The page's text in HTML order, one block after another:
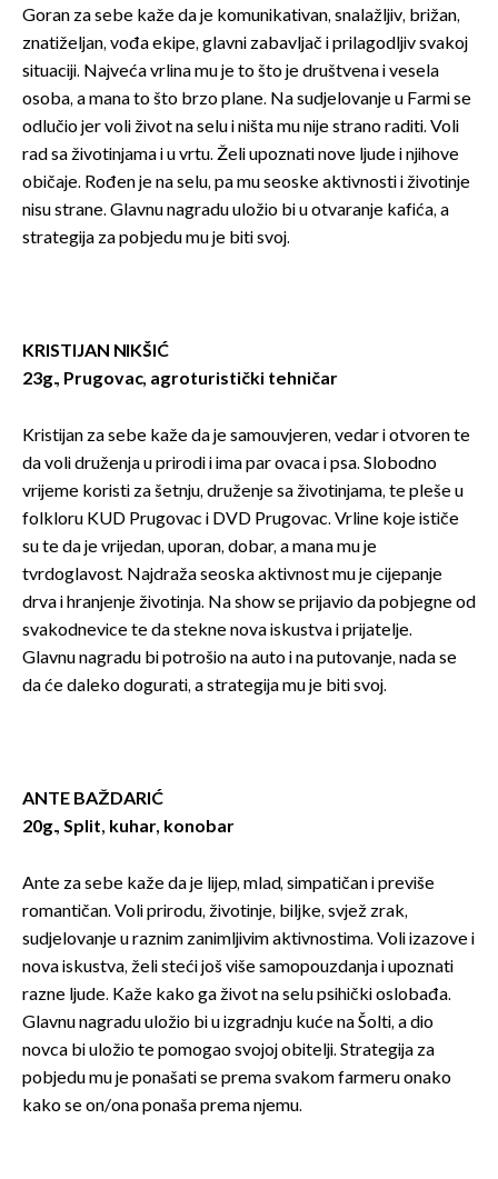
Goran za sebe kaže da je komunikativan, snalažljiv, brižan,
znatiželjan, vođa ekipe, glavni zabavljač i prilagodljiv svakoj
situaciji. Najveća vrlina mu je to što je društvena i vesela
osoba, a mana to što brzo plane. Na sudjelovanje u Farmi se
odlučio jer voli život na selu i ništa mu nije strano raditi. Voli
rad sa životinjama i u vrtu. Želi upoznati nove ljude i njihove
običaje. Rođen je na selu, pa mu seoske aktivnosti i životinje
nisu strane. Glavnu nagradu uložio bi u otvaranje kafića, a
strategija za pobjedu mu je biti svoj.
KRISTIJAN NIKŠIĆ
23g., Prugovac, agroturistički tehničar
Kristijan za sebe kaže da je samouvjeren, vedar i otvoren te
da voli druženja u prirodi i ima par ovaca i psa. Slobodno
vrijeme koristi za šetnju, druženje sa životinjama, te pleše u
folkloru KUD Prugovac i DVD Prugovac. Vrline koje ističe
su te da je vrijedan, uporan, dobar, a mana mu je
tvrdoglavost. Najdraža seoska aktivnost mu je cijepanje
drva i hranjenje životinja. Na show se prijavio da pobjegne od
svakodnevice te da stekne nova iskustva i prijatelje.
Glavnu nagradu bi potrošio na auto i na putovanje, nada se
da će daleko dogurati, a strategija mu je biti svoj.
ANTE BAŽDARIĆ
20g., Split, kuhar, konobar
Ante za sebe kaže da je lijep, mlad, simpatičan i previše
romantičan. Voli prirodu, životinje, biljke, svjež zrak,
sudjelovanje u raznim zanimljivim aktivnostima. Voli izazove i
nova iskustva, želi steći još više samopouzdanja i upoznati
razne ljude. Kaže kako ga život na selu psihički oslobađa.
Glavnu nagradu uložio bi u izgradnju kuće na Šolti, a dio
novca bi uložio te pomogao svojoj obitelji. Strategija za
pobjedu mu je ponašati se prema svakom farmeru onako
kako se on/ona ponaša prema njemu.